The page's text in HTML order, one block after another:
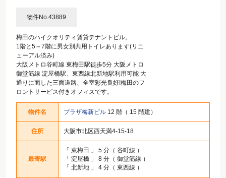
物件No.43889
梅田のハイクオリティ賃貸テナントビル。
1階と5～7階に男女別共用トイレあります(リニ
ューアル済み)
大阪メトロ谷町線 東梅田駅徒歩5分 大阪メトロ
御堂筋線 淀屋橋駅、東西線北新地駅利用可能 大
通りに面した三面道路、全室彩光良好!梅田のフ
ロントサービス付きオフィスです。
物件名 プラザ梅新ビル 12 階（ 15 階建）
住所 大阪市北区西天満4-15-18
最寄駅
「 東梅田
」 5 分（ 谷町線 ）
「 淀屋橋 」 8 分（ 御堂筋線 ）
「 北新地 」 4 分（ 東西線 ）